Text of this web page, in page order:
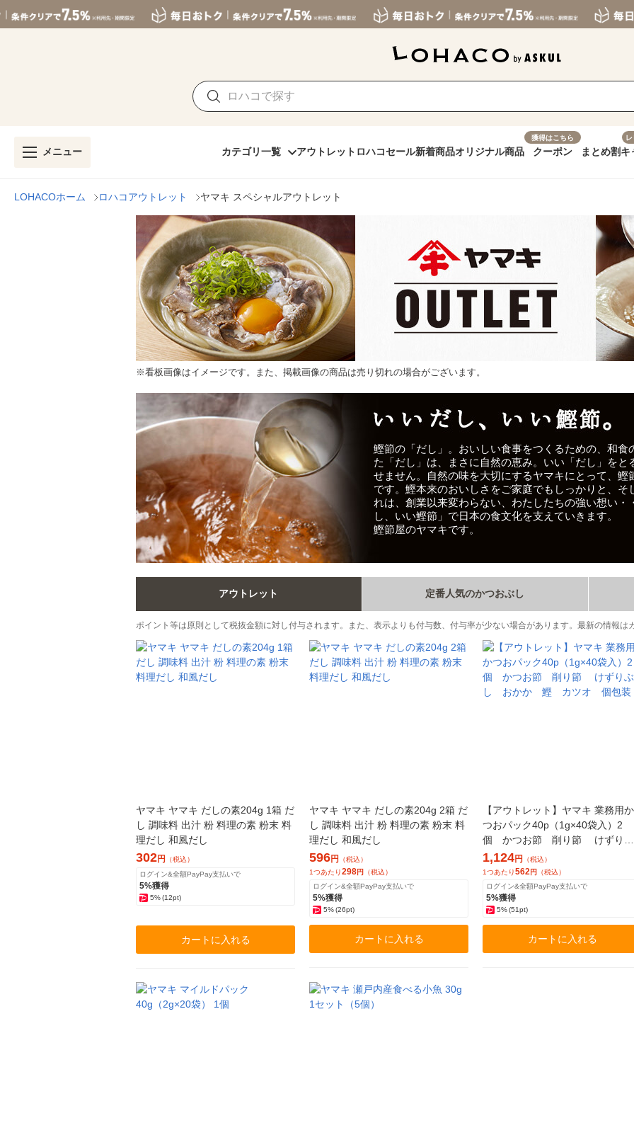
メニュー カテゴリ一覧 アウトレット ロハコセール新着商品オリジナル商品
獲得はこちら
クーポン まとめ割キ
LOHACOホーム ロハコアウトレット ヤマキ スペシャルアウトレット
※看板画像はイメージです。また、掲載画像の商品は売り切れの場合がございます。
鰹節の「だし」。おいしい食事をつくるための、和食
た「だし」は、まさに自然の恵み。いい「だし」を
せません。自然の味を大切にするヤマキにとって、鰹
です。鰹本来のおいしさをご家庭でもしっかりと、
れは、創業以来変わらない、わたしたちの強い想い・
し、いい鰹節」で日本の食文化を支えていきます。
鰹節屋のヤマキです。
アウトレット 定番人気のかつおぶし
ポイント等は原則として税抜金額に対し付与されます。また、表示よりも付与数、付与率が少ない場合があります。最新の情報は
ヤマキ ヤマキ だしの素204g 1箱 だ
し 調味料 出汁 粉 料理の素 粉末 料
理だし 和風だし
302円
（税込）
ログイン&全額PayPay支払いで
5%獲得
5%(12pt)
カートに入れる
ヤマキ ヤマキ だしの素204g 2箱 だ
し 調味料 出汁 粉 料理の素 粉末 料
理だし 和風だし
596円
（税込）
1つあたり298円 （税込）
ログイン&全額PayPay支払いで
5%獲得
5%(26pt)
カートに入れる
【アウトレット】ヤマキ 業務用か
つおパック40p（1g×40袋入）2
個 かつお節 削り節 けずりぶ
し おかか 鰹 カツオ 個包装
1,124円
（税込）
1つあたり562円 （税込）
ログイン&全額PayPay支払いで
5%獲得
5%(51pt)
カートに入れる